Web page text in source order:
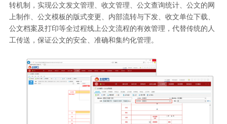
转机制，实现公文发文管理、收文管理、公文查询统计、公文的网
上制作、公文模板的版式变更、内部流转与下发、收文单位下载、
公文档案及打印等全过程线上公文流程的有效管理，代替传统的人
工传送，保证公文的安全、准确和集约化管理。